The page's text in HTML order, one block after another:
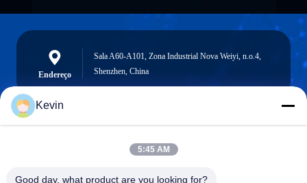
Endereço
Sala A60-A101, Zona Industrial Nova Weiyi, n.o.4,
Shenzhen, China
info@seethrulcd.com
Kevin
5:45 AM
Good day, what product are you looking for?